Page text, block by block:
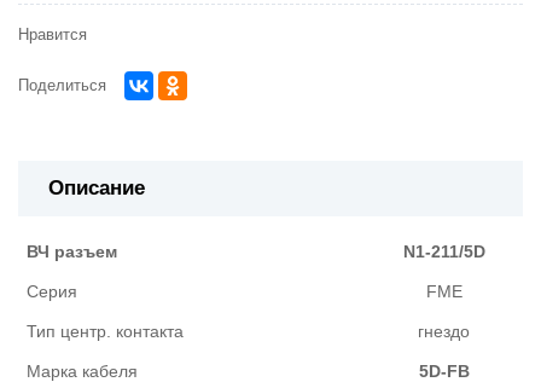
Нравится
Поделиться
Описание
ВЧ разъем N1-211/5D
Серия FME
Тип центр. контакта гнездо
Марка кабеля 5D-FB